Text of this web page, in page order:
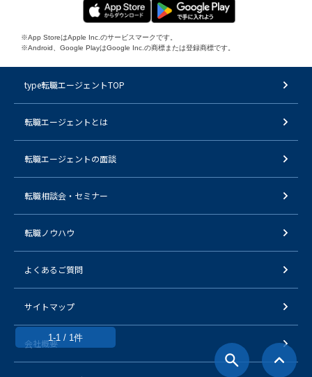
1-1 / 1件
※App StoreはApple Inc.のサービスマークです。
※Android、Google PlayはGoogle Inc.の商標または登録商標です。
type転職エージェントTOP
転職エージェントとは
転職エージェントの面談
転職相談会・セミナー
転職ノウハウ
よくあるご質問
サイトマップ
会社概要